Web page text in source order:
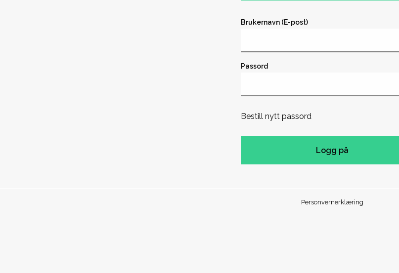
Brukernavn (E-post)
Passord
Bestill nytt passord
Personvernerklæring